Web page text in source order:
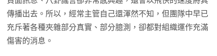
傳播出去。所以，經常主管自己還渾然不知，但團隊中早已
充斥著各種夾雜部分真實、部分臆測，卻都對組織運作充滿
傷害的消息。